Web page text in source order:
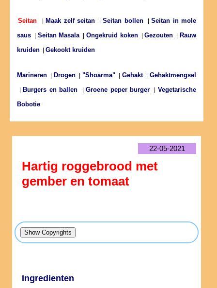
Seitan Maak zelf seitan |Seitan bollen|Seitan in mole
saus
Seitan Masala|Ongekruid koken|Gezouten
Rauw
kruiden
Gekookt kruiden
Marineren Drogen "Shoarma" Gehakt|Gehaktmengsel
Burgers en ballen |Groene peper burger |Vegetarische
Bobotie
22-05-2021
Hartig roggebrood met
gember en tomaat
Ingredienten